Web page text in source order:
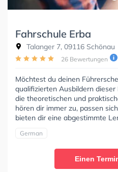
Fahrschule Erba
Talanger 7, 09116 Schönau
26 Bewertungen
Möchtest du deinen
qualifizierten Ausbildern dieser
die theoretischen und
hören dir immer zu, passen
bieten dir eine abgestimmte
German
Einen